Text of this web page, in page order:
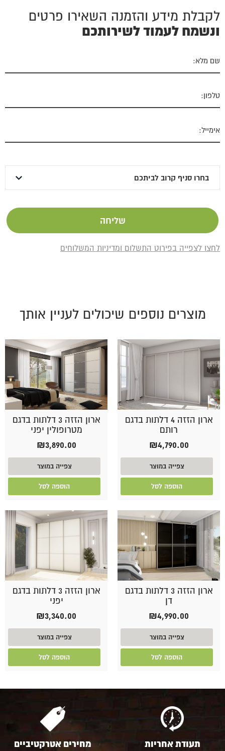
לקבלת מידע והזמנה השאירו פרטים
ונשמח לעמוד לשירותכם
לחצו לצפייה בפירוט התשלום ומדיניות המשלוחים
מוצרים נוספים שיכולים לעניין אותך
ארון הזזה 4 דלתות בדגם
רותם
₪4,790.00
צפייה במוצר
הוספה לסל
ארון הזזה 3 דלתות בדגם
מטרופולין יפני
₪3,890.00
צפייה במוצר
הוספה לסל
ארון הזזה 3 דלתות בדגם
דן
₪4,990.00
צפייה במוצר
הוספה לסל
ארון הזזה 3 דלתות בדגם
יפני
₪3,340.00
צפייה במוצר
הוספה לסל
תעודת אחריות מחירים אטרקטיביים